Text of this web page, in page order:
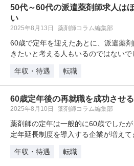
50代～60代の派遣薬剤師求人は
い
2025年8月13日 薬剤師コラム編集部
60歳で定年を迎えたあとに、派遣薬
きたいと考える人もいるのではないで
年収・待遇
転職
60歳定年後の再就職を成功させ
2025年8月10日 薬剤師コラム編集部
薬剤師の定年は一般的に60歳でした
定年延長制度を導入する企業が増えて
年収・待遇
転職